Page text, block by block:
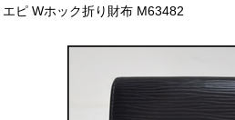
エピ Wホック折り財布 M63482